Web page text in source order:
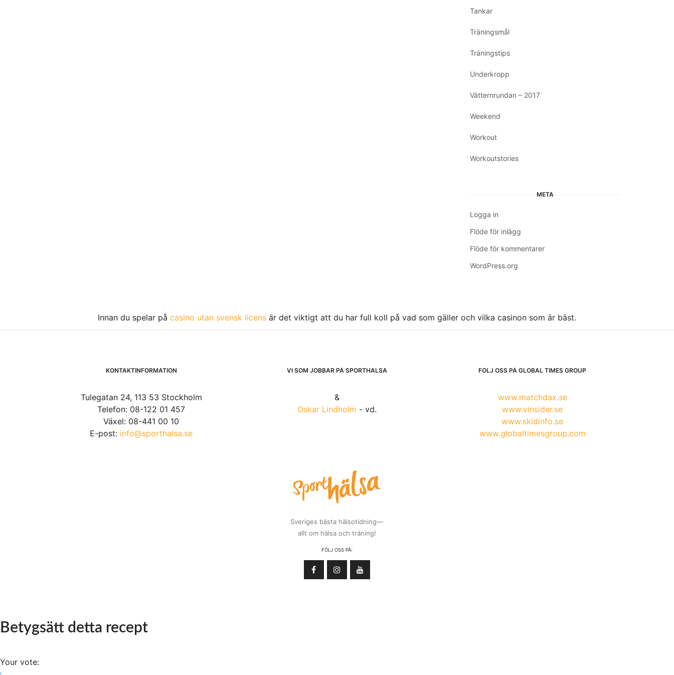
Tankar
Träningsmål
Träningstips
Underkropp
Vätternrundan – 2017
Weekend
Workout
Workoutstories
META
Logga in
Flöde för inlägg
Flöde för kommentarer
WordPress.org
Innan du spelar på casino utan svensk licens är det viktigt att du har full koll på vad som gäller och vilka casinon som är bäst.
KONTAKTINFORMATION
Tulegatan 24, 113 53 Stockholm
Telefon: 08-122 01 457
Växel: 08-441 00 10
E-post: info@sporthalsa.se
VI SOM JOBBAR PÅ SPORTHÄLSA
&
Oskar Lindholm - vd.
Sveriges bästa hälsotidning—
allt om hälsa och träning!
FÖLJ OSS PÅ:
FÖLJ OSS PÅ GLOBAL TIMES GROUP
www.matchdax.se
www.vinsider.se
www.skidinfo.se
www.globaltimesgroup.com
Betygsätt detta recept
Your vote: